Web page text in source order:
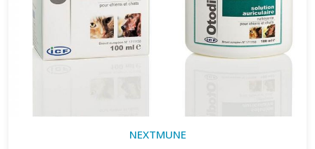
NEXTMUNE